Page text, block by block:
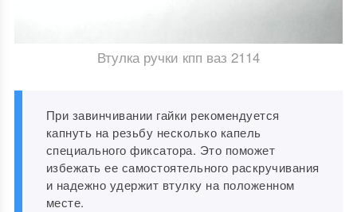
Втулка ручки кпп ваз 2114
При завинчивании гайки рекомендуется
капнуть на резьбу несколько капель
специального фиксатора. Это поможет
избежать ее самостоятельного раскручивания
и надежно удержит втулку на положенном
месте.